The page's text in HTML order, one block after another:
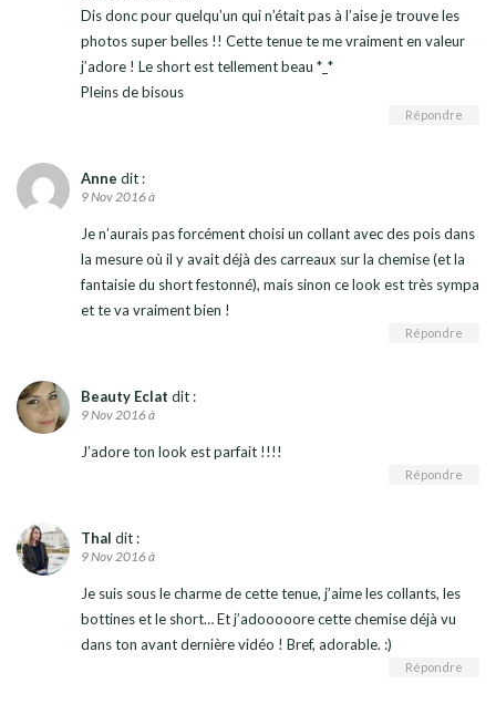
Dis donc pour quelqu’un qui n’était pas à l’aise je trouve les
photos super belles !! Cette tenue te me vraiment en valeur
j’adore ! Le short est tellement beau *_*
Pleins de bisous
Répondre
Anne dit :
9 Nov 2016 à
Je n’aurais pas forcément choisi un collant avec des pois dans
la mesure où il y avait déjà des carreaux sur la chemise (et la
fantaisie du short festonné), mais sinon ce look est très sympa
et te va vraiment bien !
Répondre
Beauty Eclat dit :
9 Nov 2016 à
J’adore ton look est parfait !!!!
Répondre
Thal dit :
9 Nov 2016 à
Je suis sous le charme de cette tenue, j’aime les collants, les
bottines et le short… Et j’adooooore cette chemise déjà vu
dans ton avant dernière vidéo ! Bref, adorable. :)
Répondre